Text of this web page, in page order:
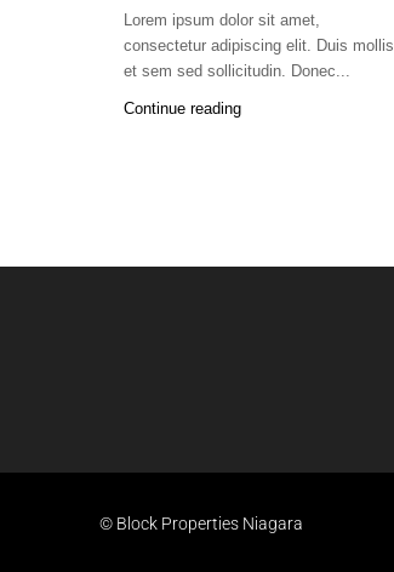
Lorem ipsum dolor sit amet,
consectetur adipiscing elit. Duis mollis
et sem sed sollicitudin. Donec...
Continue reading
© Block Properties Niagara